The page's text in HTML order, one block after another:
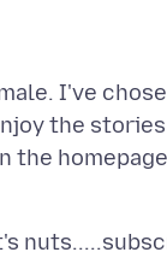
I've
the
the